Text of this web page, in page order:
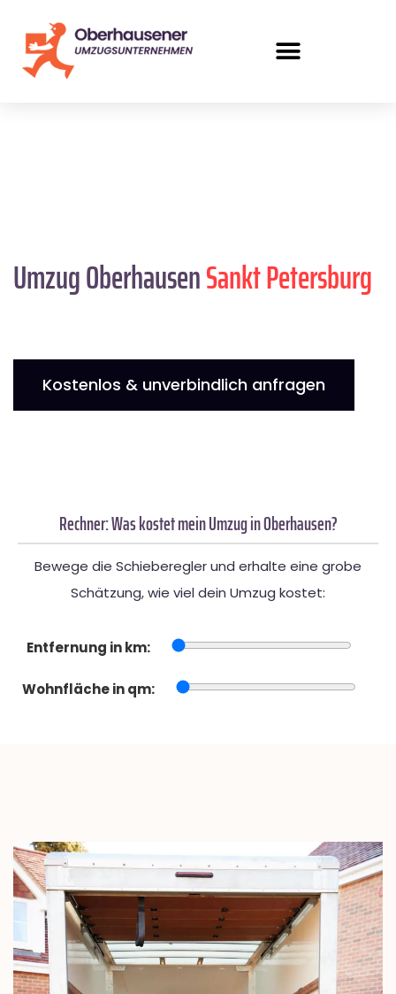
Umzug OberhausenSankt Petersburg
Kostenlos & unverbindlich anfragen
Rechner: Was kostet mein Umzug in Oberhausen?
Bewege die Schieberegler und erhalte eine grobe
Schätzung, wie viel dein Umzug kostet:
Entfernung in km:
Wohnfläche in qm: